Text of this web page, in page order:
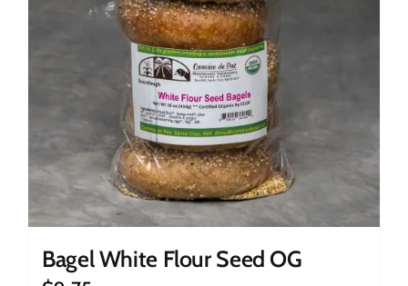
Bagel White Flour Seed OG